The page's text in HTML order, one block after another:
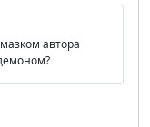
автора